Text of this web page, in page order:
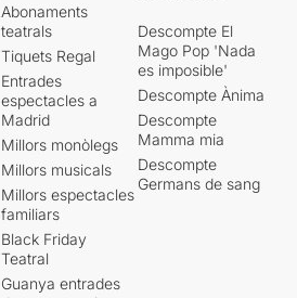
Abonaments
teatrals
Tiquets Regal
Entrades
espectacles a
Madrid
Millors monòlegs
Millors musicals
Millors espectacles
familiars
Black Friday
Teatral
Guanya entrades
Descompte El
Mago Pop 'Nada
es imposible'
Descompte Ànima
Descompte
Mamma mia
Descompte
Germans de sang